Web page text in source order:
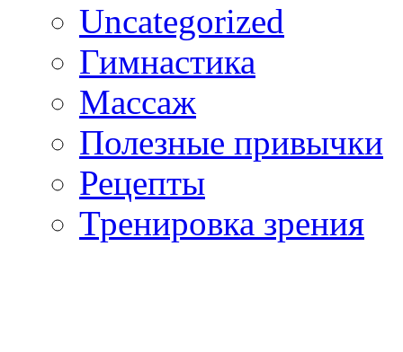
Uncategorized
Гимнастика
Массаж
Полезные привычки
Рецепты
Тренировка зрения